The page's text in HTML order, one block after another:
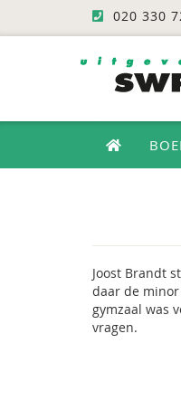
020 330
Joost Brandt
daar de minor
gymzaal was
vragen.